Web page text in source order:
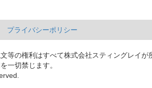
プライバシーポリシー
等の権利はすべて株式会社スティングレイが
一切禁じます。